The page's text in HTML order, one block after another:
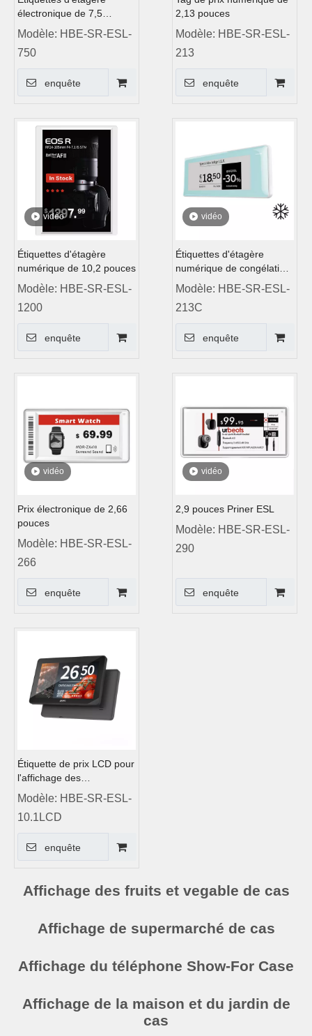
électronique de 7,5
pouces
Modèle: HBE-SR-ESL-
750
enquête
2,13 pouces
Modèle: HBE-SR-ESL-
213
enquête
vidéo
Étiquettes d'étagère
numérique de 10,2 pouces
Modèle: HBE-SR-ESL-
1200
enquête
vidéo
Étiquettes d'étagère
numérique de congélation
de 2,13 pouces
Modèle: HBE-SR-ESL-
213C
enquête
vidéo
Prix ​​électronique de 2,66
pouces
Modèle: HBE-SR-ESL-
266
enquête
vidéo
2,9 pouces Priner ESL
Modèle: HBE-SR-ESL-
290
enquête
Étiquette de prix LCD pour
l'affichage des
supermarchés
Modèle: HBE-SR-ESL-
10.1LCD
enquête
Affichage des fruits et vegable de cas
Affichage de supermarché de cas
Affichage du téléphone Show-For Case
Affichage de la maison et du jardin de
cas